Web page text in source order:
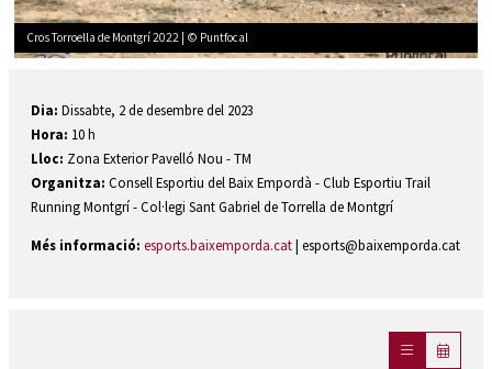
Cros Torroella de Montgrí 2022 | © Puntfocal
Dia: Dissabte, 2 de desembre del 2023
Hora: 10 h
Lloc: Zona Exterior Pavelló Nou - TM
Organitza: Consell Esportiu del Baix Empordà - Club Esportiu Trail
Running Montgrí - Col·legi Sant Gabriel de Torrella de Montgrí
Més informació: esports.baixemporda.cat| esports@baixemporda.cat